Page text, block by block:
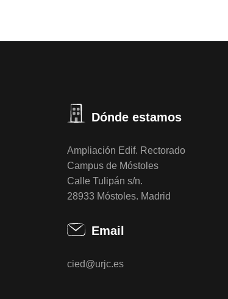
Dónde estamos
Ampliación Edif. Rectorado
Campus de Móstoles
Calle Tulipán s/n.
28933 Móstoles. Madrid
Email
cied@urjc.es